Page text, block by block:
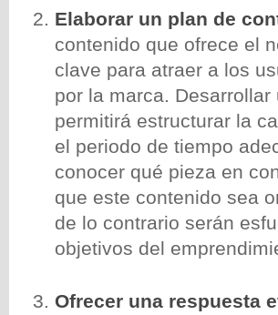
Elaborar un plan de
contenido que ofrece el
clave para atraer a los
por la marca.
permitirá estructurar la
el periodo de tiempo
conocer qué pieza en
que este contenido sea
de lo contrario serán
objetivos del
Ofrecer una respuesta